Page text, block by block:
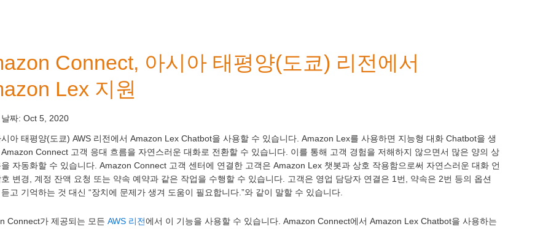
Connect, 아시아 태평양(도쿄) 리전에서
Lex 지원
짜: Oct 5, 2020
아 태평양(도쿄) AWS 리전에서 Amazon Lex Chatbot을 사용할 수 있습니다. Amazon Lex를 사용하면 지능형 대화 Chatbot을 생
Connect 고객 응대 흐름을 자연스러운 대화로 전환할 수 있습니다. 이를 통해 고객 경험을 저해하지 않으면서 많은 양의 상
자동화할 수 있습니다. Amazon Connect 고객 센터에 연결한 고객은 Amazon Lex 챗봇과 상호 작용함으로써 자연스러운 대화 언
변경, 계정 잔액 요청 또는 약속 예약과 같은 작업을 수행할 수 있습니다. 고객은 영업 담당자 연결은 1번, 약속은 2번 등의 옵션
고 기억하는 것 대신 “장치에 문제가 생겨 도움이 필요합니다.”와 같이 말할 수 있습니다.
Connect가 제공되는 모든 AWS 리전에서 이 기능을 사용할 수 있습니다. Amazon Connect에서 Amazon Lex Chatbot을 사용하는